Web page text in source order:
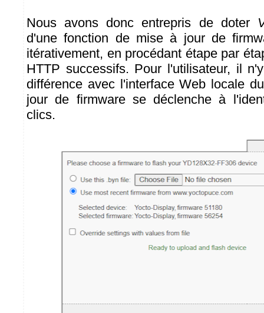
Nous avons donc entrepris de doter
d'une fonction de mise à jour de
itérativement, en procédant étape par
HTTP successifs. Pour l'utilisateur, il
différence avec l'interface Web locale
jour de firmware se déclenche à
clics.